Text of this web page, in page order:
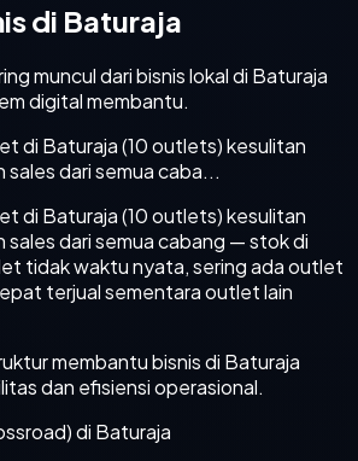
di Baturaja
muncul dari bisnis lokal di Baturaja
digital membantu.
di Baturaja (10 outlets) kesulitan
dari semua caba...
di Baturaja (10 outlets) kesulitan
sales dari semua cabang — stok di
tidak waktu nyata, sering ada outlet
terjual sementara outlet lain
membantu bisnis di Baturaja
dan efisiensi operasional.
di Baturaja